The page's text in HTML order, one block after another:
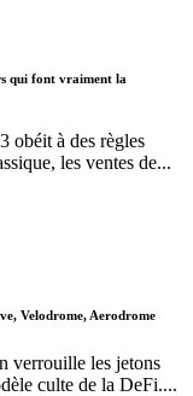
qui font vraiment la
obéit à des règles
les ventes de...
Velodrome, Aerodrome
verrouille les jetons
culte de la DeFi....